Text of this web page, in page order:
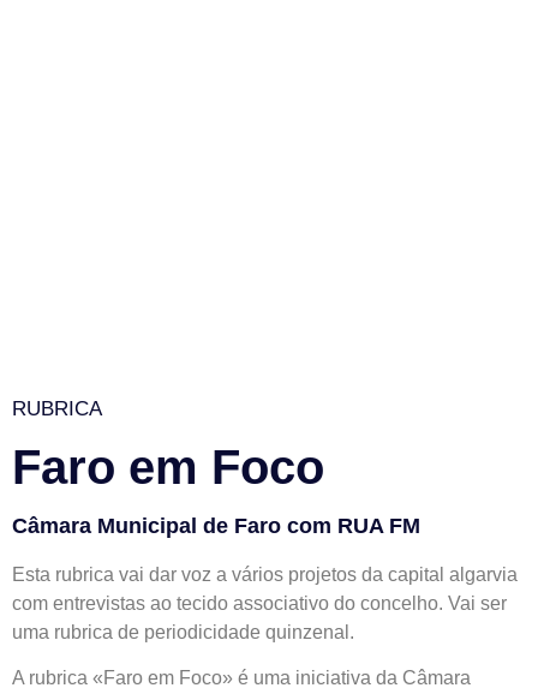
RUBRICA
Faro em Foco
Câmara Municipal de Faro com RUA FM
Esta rubrica vai dar voz a vários projetos da capital algarvia
com entrevistas ao tecido associativo do concelho. Vai ser
uma rubrica de periodicidade quinzenal.
A rubrica «Faro em Foco» é uma iniciativa da Câmara